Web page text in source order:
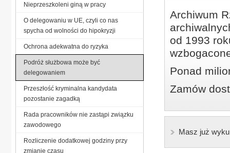
Archiwum
od 1993
Ponad
Zamów
Masz już
Nieprzeszkoleni giną w pracy
O delegowaniu w UE, czyli co nas
spycha od wolności do hipokryzji
Ochrona adekwatna do ryzyka
Podróż służbowa może być
delegowaniem
Przeszłość kryminalna kandydata
pozostanie zagadką
Rada pracowników nie zastąpi związku
zawodowego
Rozliczenie dodatkowej godziny przy
zmianie czasu